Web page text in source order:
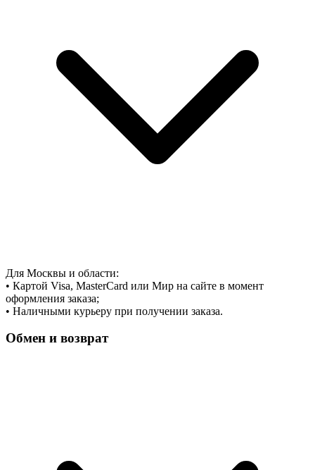
Для Москвы и области:
• Картой Visa, MasterCard или Мир на сайте в момент
оформления заказа;
• Наличными курьеру при получении заказа.
Обмен и возврат